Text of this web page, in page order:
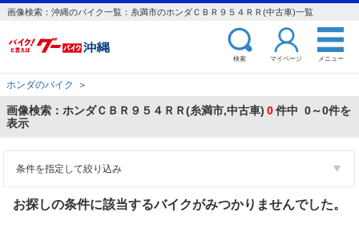
画像検索：沖縄のバイク一覧：糸満市のホンダＣＢＲ９５４ＲＲ(中古車)一覧
検索 マイページ メニュー
ホンダのバイク ＞
画像検索：ホンダＣＢＲ９５４ＲＲ(糸満市,中古車) 0件中 0～0件を
表示
条件を指定して絞り込み
お探しの条件に該当するバイクがみつかりませんでした。